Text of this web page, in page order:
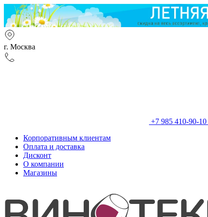
г. Москва
+7 985 410-90-10
Корпоративным клиентам
Оплата и доставка
Дисконт
О компании
Магазины